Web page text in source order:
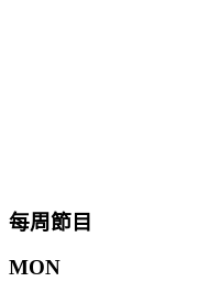
每周節目
MON